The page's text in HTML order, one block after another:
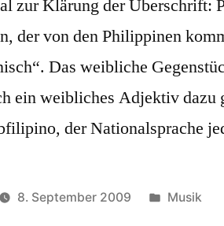
zur Klärung der Überschrift:
der von den Philippinen
Das weibliche
ein weibliches Adjektiv
der Nationalsprache
8. September 2009 Musik